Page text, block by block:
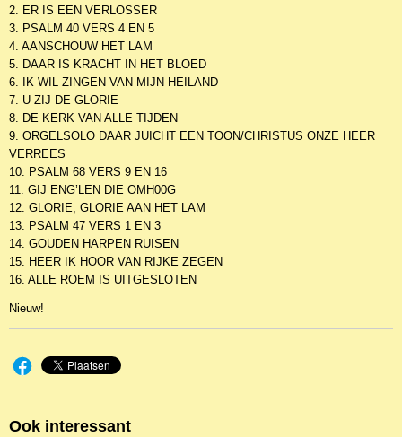
2. ER IS EEN VERLOSSER
3. PSALM 40 VERS 4 EN 5
4. AANSCHOUW HET LAM
5. DAAR IS KRACHT IN HET BLOED
6. IK WIL ZINGEN VAN MIJN HEILAND
7. U ZIJ DE GLORIE
8. DE KERK VAN ALLE TIJDEN
9. ORGELSOLO DAAR JUICHT EEN TOON/CHRISTUS ONZE HEER
VERREES
10. PSALM 68 VERS 9 EN 16
11. GIJ ENG’LEN DIE OMH00G
12. GLORIE, GLORIE AAN HET LAM
13. PSALM 47 VERS 1 EN 3
14. GOUDEN HARPEN RUISEN
15. HEER IK HOOR VAN RIJKE ZEGEN
16. ALLE ROEM IS UITGESLOTEN
Nieuw!
Ook interessant